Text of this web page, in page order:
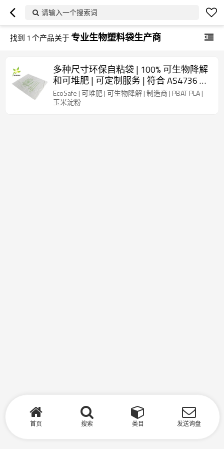
请输入一个搜索词
找到 1 个产品关于专业生物塑料袋生产商
多种尺寸环保自粘袋 | 100% 可生物降解
和可堆肥 | 可定制服务 | 符合 AS4736 和
AS5810 标准 – 品牌商和批发商的理想
之选
EcoSafe | 可堆肥 | 可生物降解 | 制造商 | PBAT PLA |
玉米淀粉
首页 搜索 类目 发送询盘